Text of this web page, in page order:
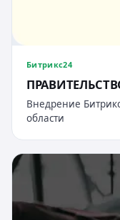
Битрикс24
Внедрение
области